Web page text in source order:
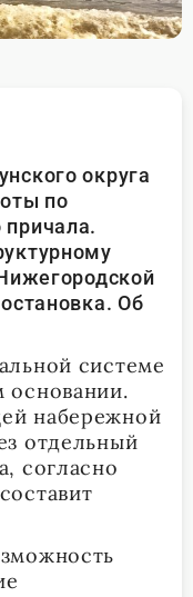
округа
по
Об
системе
основании.
набережной
отдельный
согласно